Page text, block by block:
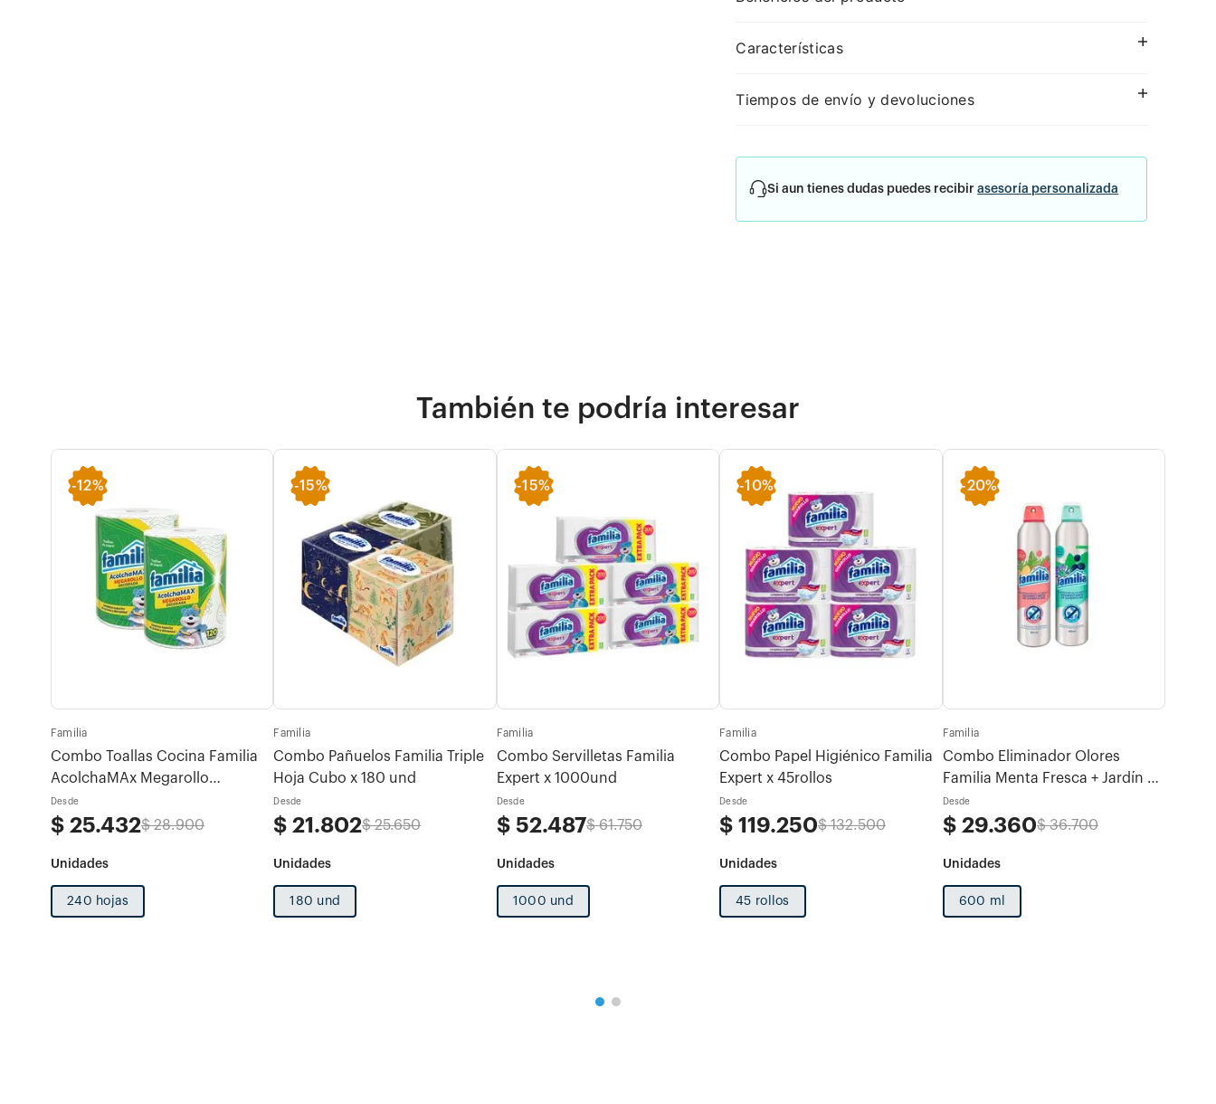
Características
Tiempos de envío y devoluciones
Si aun tienes dudas puedes recibirasesoría personalizada
También te podría interesar
-12%
Familia
Combo Toallas Cocina Familia
AcolchaMAx Megarollo
Decoradas 2 rollos x 120 hojas
Desde
$ 25.432$ 28.900
240 hojas
-15%
Familia
Combo Pañuelos Familia Triple
Hoja Cubo x 180 und
Desde
$ 21 .802$ 25.650
180 und
-15%
Familia
Combo Servilletas Familia
Expert x 1000und
Desde
$ 52.487$ 61.750
1000 und
-10%
Familia
Combo Papel Higiénico Familia
Expert x 45rollos
Desde
$ 119.250$ 132.500
45 rollos
-20%
Familia
Combo Eliminador Olores
Familia Menta Fresca + Jardín de
Verano
Desde
$ 29.360$ 36.700
600 ml